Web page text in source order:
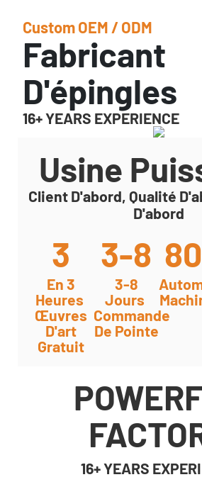
Custom OEM / ODM
Fabricant
D'épingles
16+ YEARS EXPERIENCE
Usine
Client D'abord, Qualité
D'abord
3
En 3
Heures
Œuvres
D'art
Gratuit
3-8
3-8
Jours
Commande
De Pointe
16+ YEARS